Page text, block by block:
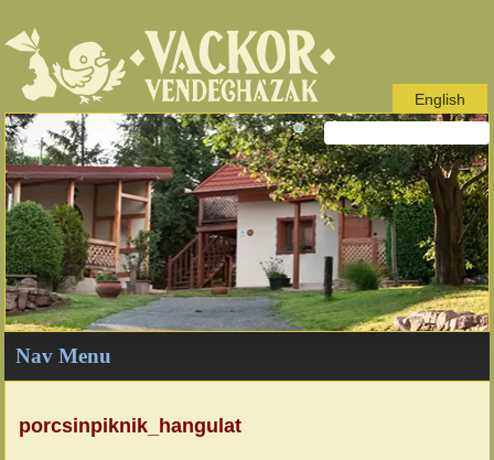
English
Nav Menu
porcsinpiknik_hangulat